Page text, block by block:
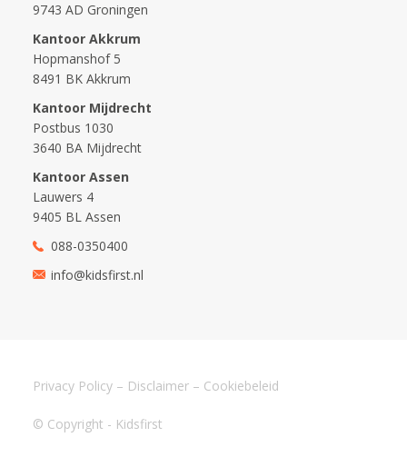
9743 AD Groningen
Kantoor Akkrum
Hopmanshof 5
8491 BK Akkrum
Kantoor Mijdrecht
Postbus 1030
3640 BA Mijdrecht
Kantoor Assen
Lauwers 4
9405 BL Assen
088-0350400
info@kidsfirst.nl
© Copyright - Kidsfirst
Privacy Policy – Disclaimer – Cookiebeleid